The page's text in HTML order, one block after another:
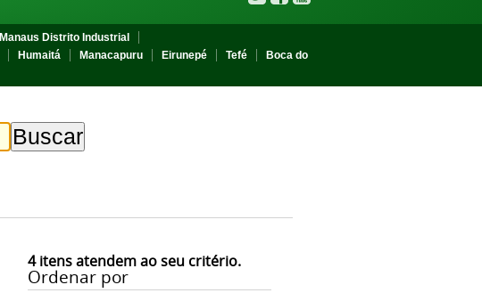
Manaus Distrito Industrial
Humaitá Manacapuru Eirunepé Tefé
Boca do
4itens atendem ao seu critério.
Ordenar por